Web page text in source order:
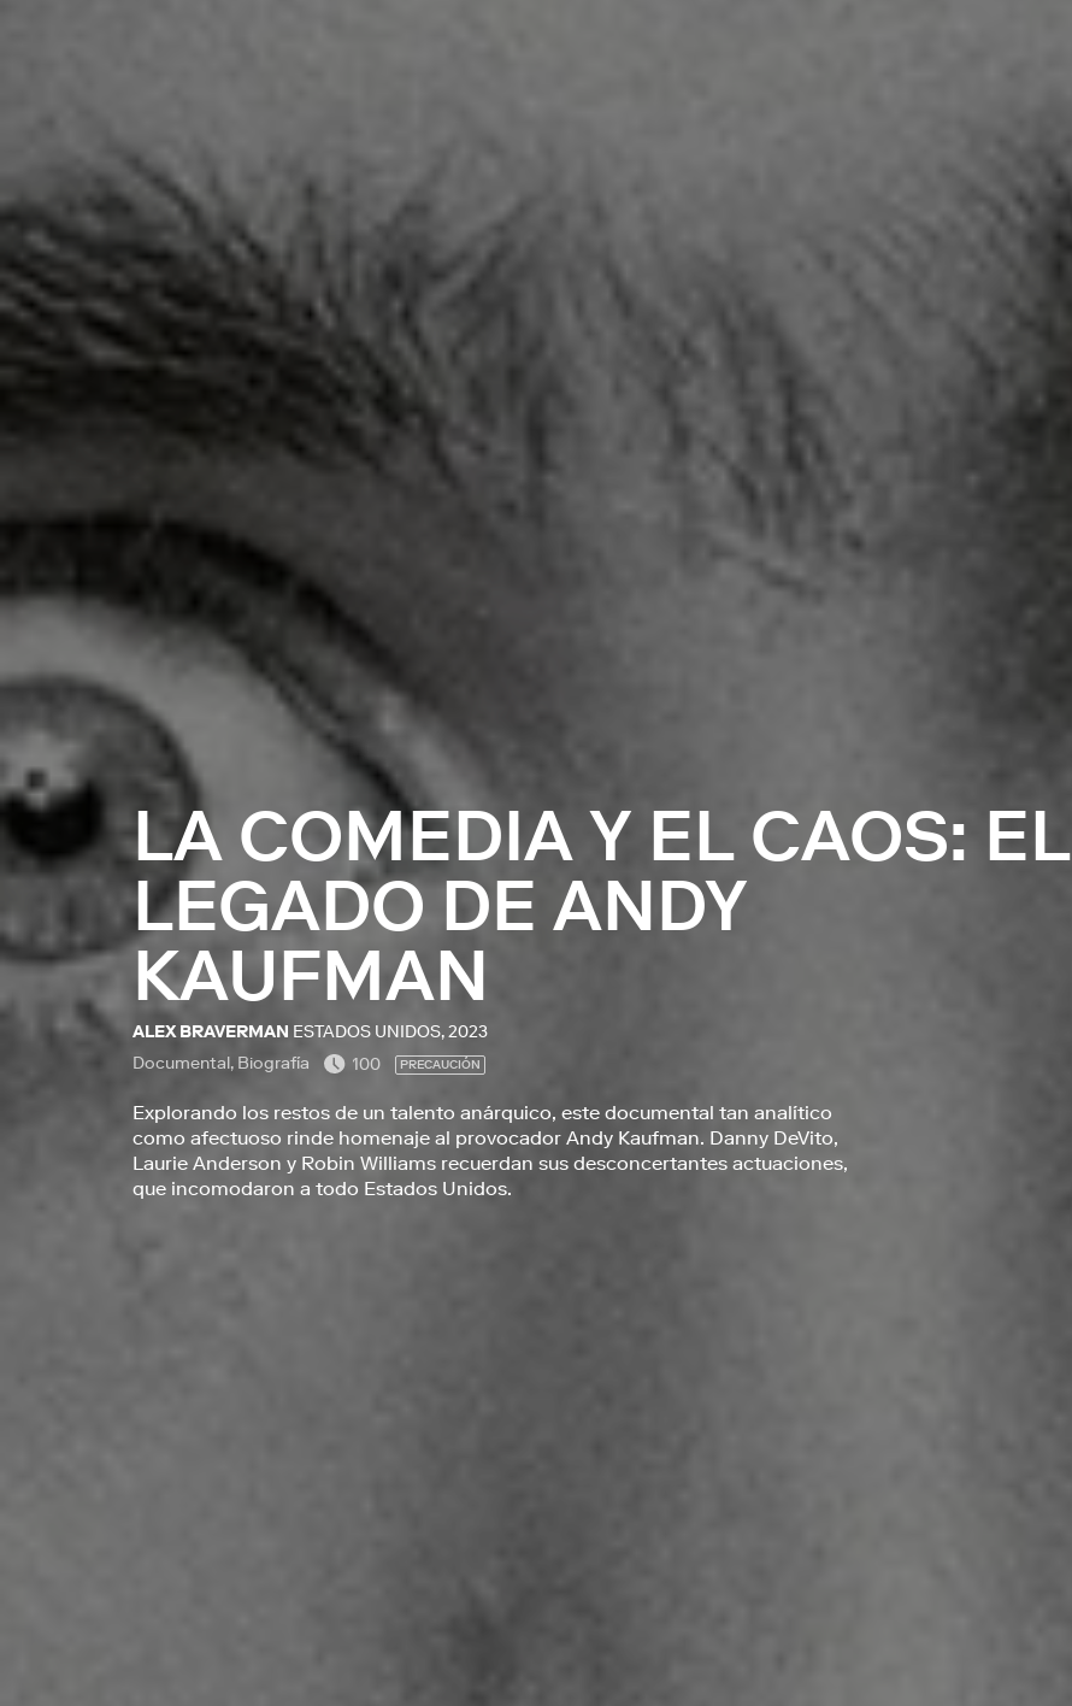
LA COMEDIA Y EL CAOS: EL
LEGADO DE ANDY
KAUFMAN
ALEX BRAVERMAN ESTADOS UNIDOS, 2023
Documental, Biografía
100 PRECAUCIÓN
Explorando los restos de un talento anárquico, este documental tan analítico
como afectuoso rinde homenaje al provocador Andy Kaufman. Danny DeVito,
Laurie Anderson y Robin Williams recuerdan sus desconcertantes actuaciones,
que incomodaron a todo Estados Unidos.